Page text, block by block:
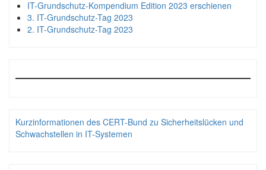
IT-Grundschutz-Kompendium Edition 2023 erschienen
3. IT-Grundschutz-Tag 2023
2. IT-Grundschutz-Tag 2023
Kurzinformationen des CERT-Bund zu Sicherheitslücken und
Schwachstellen in IT-Systemen